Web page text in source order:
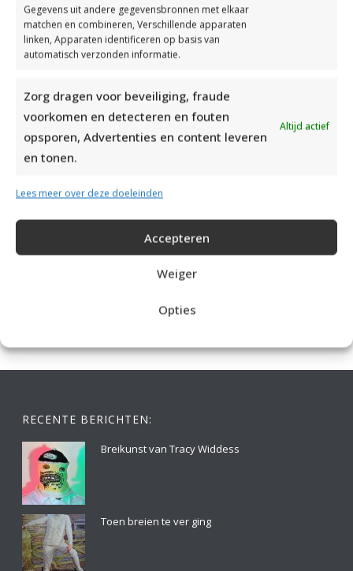
Gegevens uit andere gegevensbronnen met elkaar
matchen en combineren, Verschillende apparaten
linken, Apparaten identificeren op basis van
automatisch verzonden informatie.
Zorg dragen voor beveiliging, fraude
voorkomen en detecteren en fouten
opsporen, Advertenties en content leveren
en tonen.
Altijd actief
Lees meer over deze doeleinden
Accepteren
Weiger
Opties
IDEALE CAPUCHONTRUI BREIEN VOOR THUIS OP DE BANK
RECENTE BERICHTEN:
Breikunst van Tracy Widdess
Toen breien te ver ging